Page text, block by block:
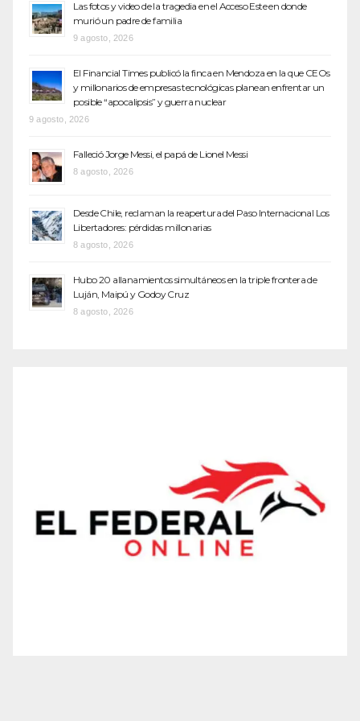
Las fotos y video de la tragedia en el Acceso Este en donde
murió un padre de familia
9 agosto, 2026
El Financial Times publicó la finca en Mendoza en la que CEOs
y millonarios de empresas tecnológicas planean enfrentar un
posible “apocalipsis” y guerra nuclear
9 agosto, 2026
Falleció Jorge Messi, el papá de Lionel Messi
8 agosto, 2026
Desde Chile, reclaman la reapertura del Paso Internacional Los
Libertadores: pérdidas millonarias
8 agosto, 2026
Hubo 20 allanamientos simultáneos en la triple frontera de
Luján, Maipú y Godoy Cruz
8 agosto, 2026